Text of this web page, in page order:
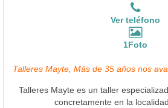
Ver teléfono
1Foto
Talleres Mayte, Más de 35 años nos
Talleres Mayte es un taller
concretamente en la